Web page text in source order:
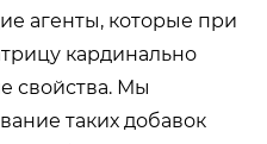
агенты, которые при
кардинально
свойства. Мы
таких добавок